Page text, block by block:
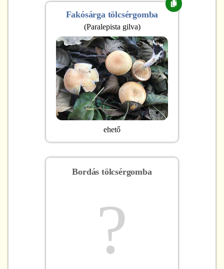
Fakósárga tölcsérgomba
(Paralepista gilva)
ehető
Bordás tölcsérgomba
?